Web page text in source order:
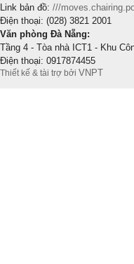
Link bản đồ: ///
Điện thoại: (028) 3821 2001
Văn phòng Đà Nẵng:
Tầng 4 - Tòa nhà ICT1 - Khu
Điện thoại: 0917874455
Thiết kế & tài trợ bởi VNPT